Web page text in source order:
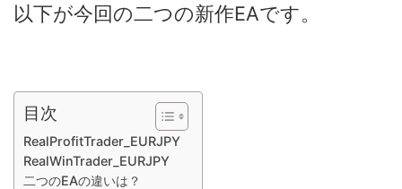
以下が今回の二つの新作EAです。
目次
RealProfitTrader_EURJPY
RealWinTrader_EURJPY
二つのEAの違いは？